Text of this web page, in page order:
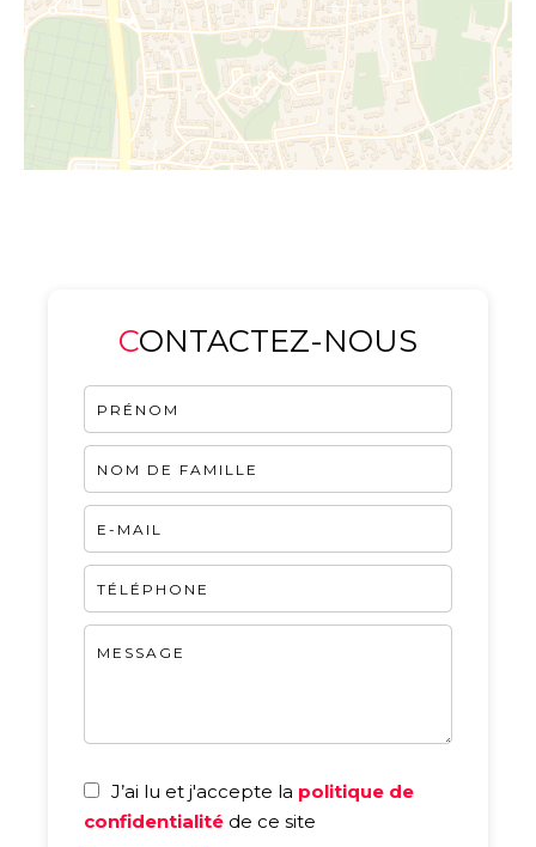
CONTACTEZ-NOUS
J’ai lu et j'accepte la politique de
confidentialité de ce site